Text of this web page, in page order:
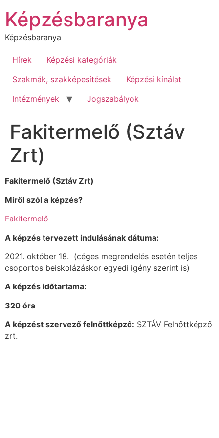
tartalomhoz
Képzésbaranya
Képzésbaranya
Hírek
Képzési kategóriák
Szakmák, szakképesítések
Képzési kínálat
Intézmények
Jogszabályok
Fakitermelő (Sztáv
Zrt)
Fakitermelő (Sztáv Zrt)
Miről szól a képzés?
Fakitermelő
A képzés tervezett indulásának dátuma:
2021. október 18. (céges megrendelés esetén teljes
csoportos beiskolázáskor egyedi igény szerint is)
A képzés időtartama:
320 óra
A képzést szervező felnőttképző: SZTÁV Felnőttképző
zrt.